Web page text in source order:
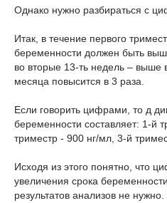
Однако нужно разбираться с
Итак, в течение первого
беременности должен быть
во вторые 13-ть недель – выше
месяца повысится в 3 раза.
Если говорить цифрами, то д
беременности составляет: 1-й
триместр - 900 нг/мл, 3-й
Исходя из этого понятно, что
увеличения срока
результатов анализов не